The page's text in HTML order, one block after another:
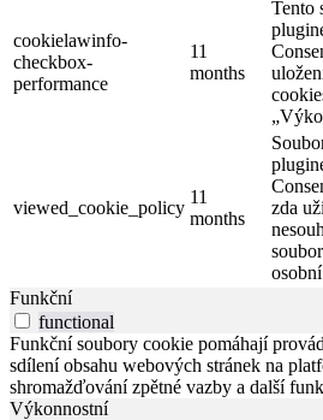
cookielawinfo-
checkbox-
performance
11
months
Tento
viewed_cookie_policy
11
months
zda
Funkční
functional
Funkční soubory cookie pomáhají
sdílení obsahu webových stránek na
shromažďování zpětné vazby a další
Výkonnostní